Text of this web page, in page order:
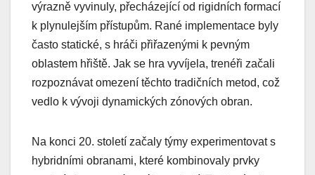
výrazně vyvinuly, přecházející od rigidních formací
k plynulejším přístupům. Rané implementace byly
často statické, s hráči přiřazenými k pevným
oblastem hřiště. Jak se hra vyvíjela, trenéři začali
rozpoznávat omezení těchto tradičních metod, což
vedlo k vývoji dynamických zónových obran.
Na konci 20. století začaly týmy experimentovat s
hybridními obranami, které kombinovaly prvky